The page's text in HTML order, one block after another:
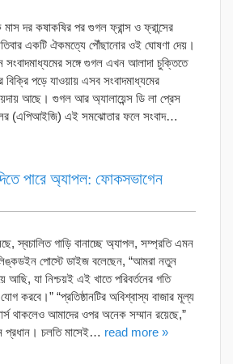
মাস দর কষাকষির পর গুগল ফ্রান্স ও ফ্রান্সের
একটি ঐকমত্যে পৌঁছানোর ওই ঘোষণা দেয়।
সংবাদমাধ্যমের সঙ্গে গুগল এখন আলাদা চুক্তিতে
বিক্রি পড়ে যাওয়ায় এসব সংবাদমাধ্যমের
আছে। গুগল আর অ্যালায়েন্স ডি লা প্রেস
(এপিআইজি) এই সমঝোতার ফলে সংবাদ…
পারে অ্যাপল: ফোকসভাগেন
স্বচালিত গাড়ি বানাচ্ছে অ্যাপল, সম্প্রতি এমন
পোস্টে ডাইজ বলেছেন, “আমরা নতুন
আছি, যা নিশ্চয়ই এই খাতে পরিবর্তনের গতি
করবে।” “প্রতিষ্ঠানটির অবিশ্বাস্য বাজার মূল্য
থাকলেও আমাদের ওপর অনেক সম্মান রয়েছে,”
প্রধান। চলতি মাসেই… read more »